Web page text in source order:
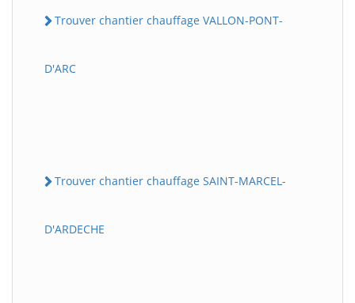
Trouver chantier chauffage VALLON-PONT-
D'ARC
Trouver chantier chauffage SAINT-MARCEL-
D'ARDECHE